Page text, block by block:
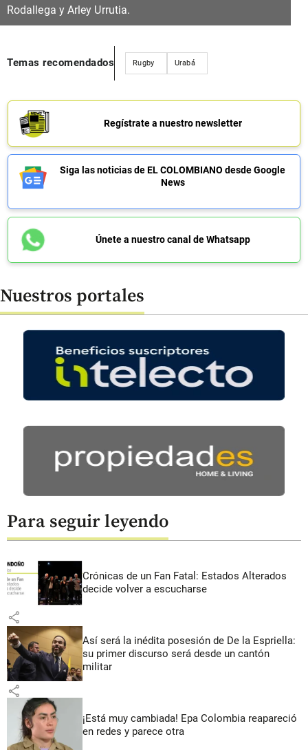
Rodallega y Arley Urrutia.
Temas recomendados Rugby Urabá
Regístrate a nuestro newsletter
Siga las noticias de EL COLOMBIANO desde Google
News
Únete a nuestro canal de Whatsapp
Nuestros portales
Para seguir leyendo
Crónicas de un Fan Fatal: Estados Alterados
decide volver a escucharse
share
Así será la inédita posesión de De la Espriella:
su primer discurso será desde un cantón
militar
share
¡Está muy cambiada! Epa Colombia reapareció
en redes y parece otra